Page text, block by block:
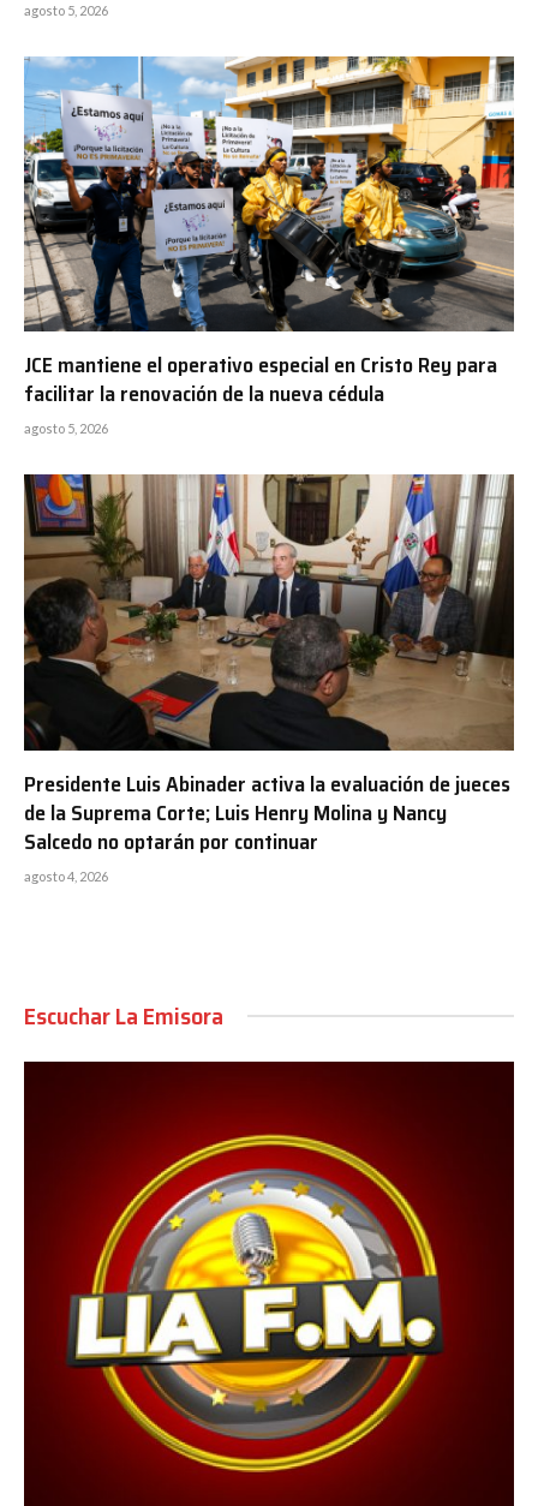
agosto 5, 2026
JCE mantiene el operativo especial en Cristo Rey para
facilitar la renovación de la nueva cédula
agosto 5, 2026
Presidente Luis Abinader activa la evaluación de jueces
de la Suprema Corte; Luis Henry Molina y Nancy
Salcedo no optarán por continuar
agosto 4, 2026
Escuchar La Emisora